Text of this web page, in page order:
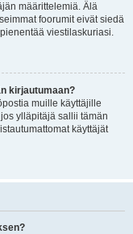
määrittelemiä. Älä
foorumit eivät siedä
viestilaskuriasi.
kirjautumaan?
muille käyttäjille
ylläpitäjä sallii tämän
käyttäjät